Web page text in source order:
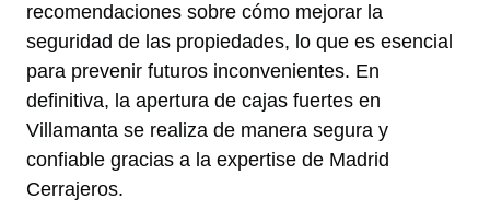
recomendaciones sobre cómo mejorar la
seguridad de las propiedades, lo que es esencial
para prevenir futuros inconvenientes. En
definitiva, la apertura de cajas fuertes en
Villamanta se realiza de manera segura y
confiable gracias a la expertise de Madrid
Cerrajeros.